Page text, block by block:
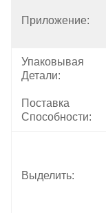
Приложение:
Упаковывая
Детали:
Поставка
Способности:
Выделить: